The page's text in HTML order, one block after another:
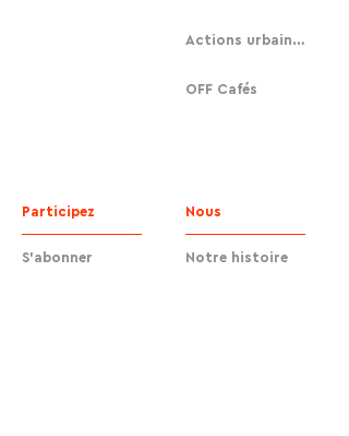
Actions urbaines
OFF Cafés
Participez
S'abonner
Nous
Notre histoire